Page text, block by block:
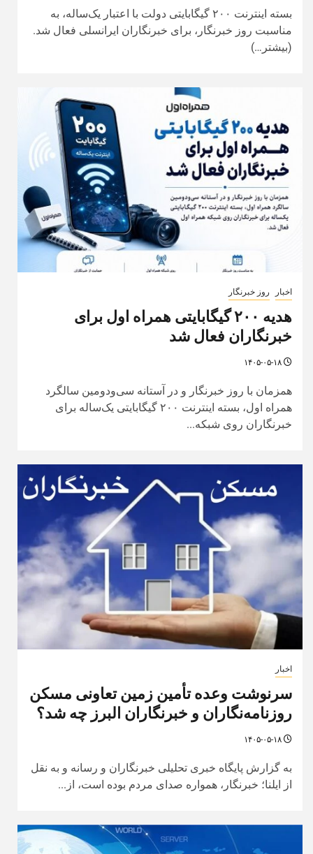
بسته اینترنت ۲۰۰ گیگابایتی دولت با اعتبار یک‌ساله، به
مناسبت روز خبرنگار، برای خبرنگاران ایرانسلی فعال شد.
(بیشتر…)
اخبار روز خبرنگار
هدیه ۲۰۰ گیگابایتی همراه اول برای
خبرنگاران فعال شد
همزمان با روز خبرنگار و در آستانه سی‌ودومین سالگرد
همراه اول، بسته اینترنت ۲۰۰ گیگابایتی یک‌ساله برای
خبرنگاران روی شبکه...
اخبار
سرنوشت وعده تأمین زمین تعاونی مسکن
روزنامه‌نگاران و خبرنگاران البرز چه شد؟
به گزارش پایگاه خبری تحلیلی خبرنگاران و رسانه و به نقل
از ایلنا؛ خبرنگار، همواره صدای مردم بوده است، از...